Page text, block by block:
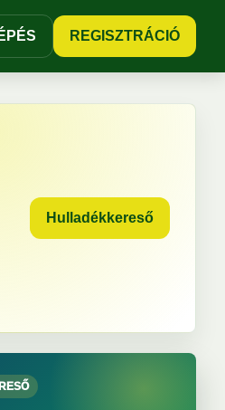
REGISZTRÁCIÓ
Hulladékkereső